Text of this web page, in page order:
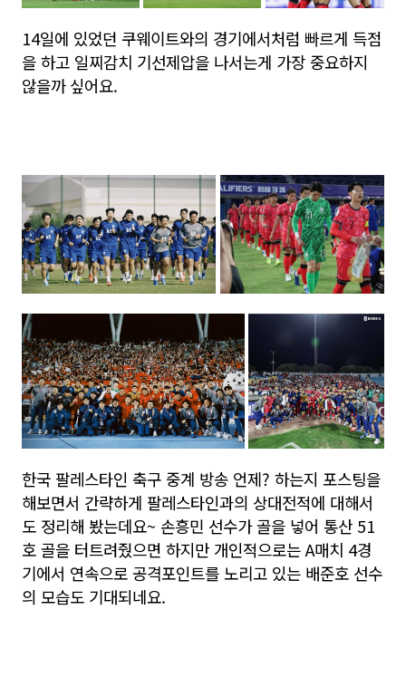
14일에 있었던 쿠웨이트와의 경기에서처럼 빠르게 득점
을 하고 일찌감치 기선제압을 나서는게 가장 중요하지
않을까 싶어요.
한국 팔레스타인 축구 중계 방송 언제? 하는지 포스팅을
해보면서 간략하게 팔레스타인과의 상대전적에 대해서
도 정리해 봤는데요~ 손흥민 선수가 골을 넣어 통산 51
호 골을 터트려줬으면 하지만 개인적으로는 A매치 4경
기에서 연속으로 공격포인트를 노리고 있는 배준호 선수
의 모습도 기대되네요.